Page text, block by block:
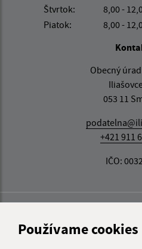
Používame cookies
Štvrtok:
8,00 -
Piatok:
8,00 -
Obecný
053 11
+421 911
IČO: